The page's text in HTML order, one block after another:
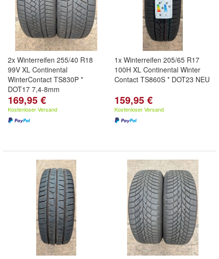
2x Winterreifen 255/40 R18
99V XL Continental
WinterContact TS830P *
DOT17 7,4-8mm
169,95 €
Kostenloser Versand
1x Winterreifen 205/65 R17
100H XL Continental Winter
Contact TS860S * DOT23 NEU
159,95 €
Kostenloser Versand